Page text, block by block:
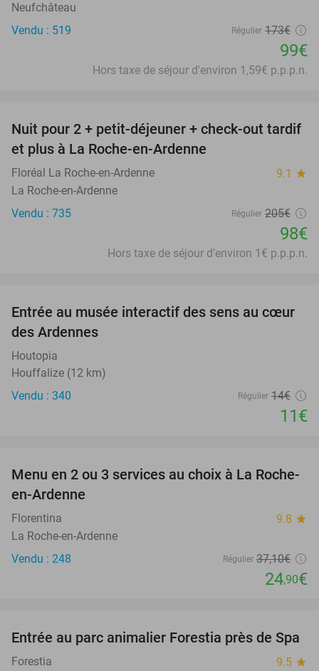
Neufchâteau
Vendu : 519
Régulier 173€
99€
Hors taxe de séjour d'environ 1,59€ p.p.p.n.
52%
Nuit pour 2 + petit-déjeuner + check-out tardif
et plus à La Roche-en-Ardenne
Floréal La Roche-en-Ardenne 9.1 star
La Roche-en-Ardenne
Vendu : 735
Régulier 205€
98€
Hors taxe de séjour d'environ 1€ p.p.p.n.
21%
Entrée au musée interactif des sens au cœur
des Ardennes
Houtopia
Houffalize (12 km)
Vendu : 340
Régulier 14€
11€
33%
Menu en 2 ou 3 services au choix à La Roche-
en-Ardenne
Florentina 9.8 star
La Roche-en-Ardenne
Vendu : 248
Régulier 37,10€
24,90€
15%
Entrée au parc animalier Forestia près de Spa
Forestia 9.5 star